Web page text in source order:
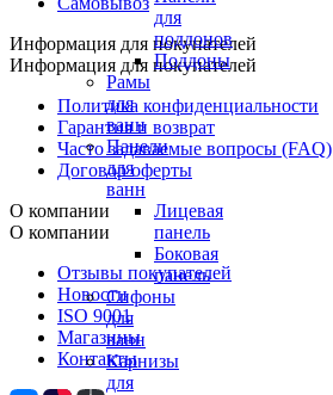
для
поддонов
Поддоны
Рамы
для
ванн
Панели
для
ванн
Лицевая
панель
Боковая
панель
Сифоны
для
ванн
Карнизы
для
Информация для покупателей
Информация для покупателей
Политика конфиденциальности
Гарантия и возврат
Часто задаваемые вопросы (FAQ)
Договор оферты
О компании
О компании
Отзывы покупателей
Новости
ISO 9001
Магазины
Контакты